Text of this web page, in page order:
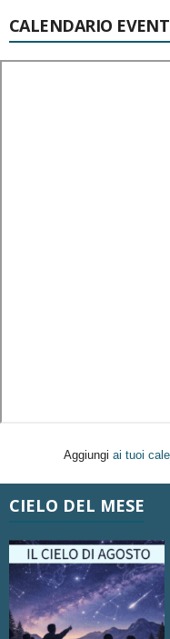
CALENDARIO
Aggiungi ai tuoi
CIELO DEL MESE